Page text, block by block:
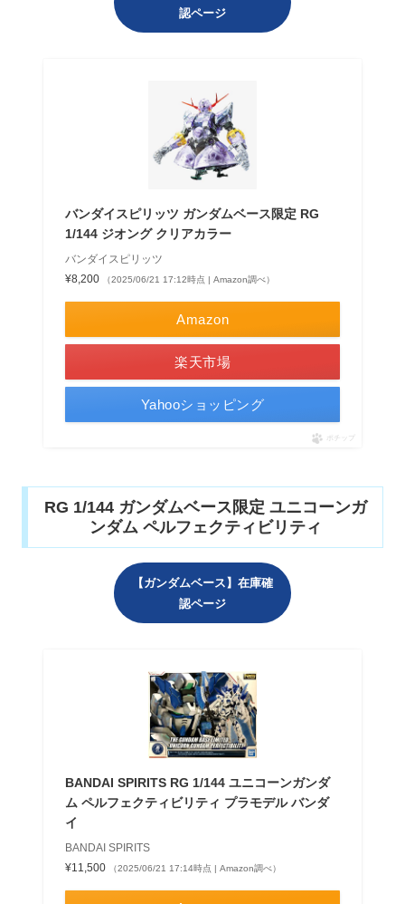
認ページ
バンダイスピリッツ ガンダムベース限定 RG
1/144 ジオング クリアカラー
バンダイスピリッツ
¥8,200
（2025/06/21 17:12時点 | Amazon調べ）
Amazon
楽天市場
Yahooショッピング
ポチップ
RG 1/144 ガンダムベース限定 ユニコーンガ
ンダム ペルフェクティビリティ
【ガンダムベース】在庫確
認ページ
BANDAI SPIRITS RG 1/144 ユニコーンガンダ
ム ペルフェクティビリティ プラモデル バンダ
イ
BANDAI SPIRITS
¥11,500
（2025/06/21 17:14時点 | Amazon調べ）